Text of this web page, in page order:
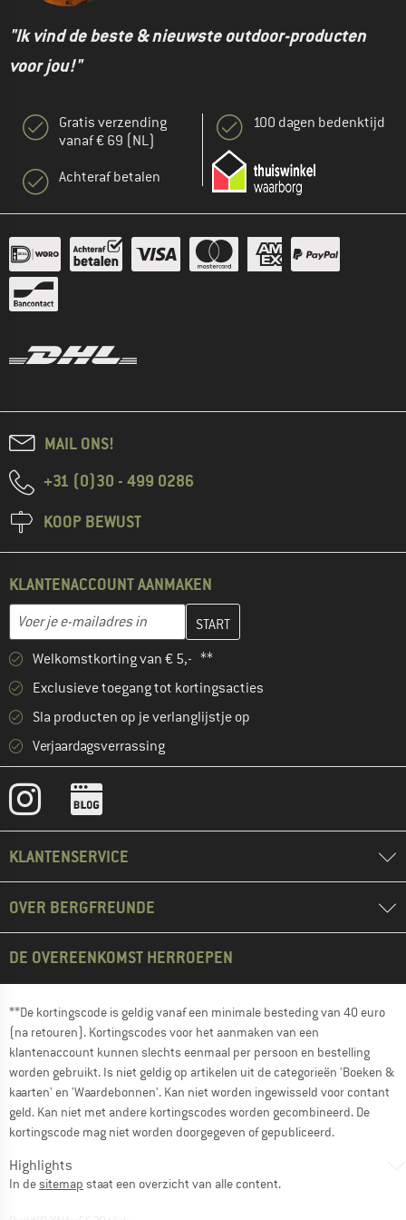
"Ik vind de beste & nieuwste outdoor-producten
voor jou!"
Gratis verzending
vanaf € 69 (NL)
Achteraf betalen
100 dagen bedenktijd
MAIL ONS!
+31 (0)30 - 499 0286
KOOP BEWUST
KLANTENACCOUNT AANMAKEN
E-mailadres
Vul je e-mailadres hier in en maak in de volgende stap je
Welkomstkorting van € 5,- **
Exclusieve toegang tot kortingsacties
Sla producten op je verlanglijstje op
Verjaardagsverrassing
KLANTENSERVICE
OVER BERGFREUNDE
DE OVEREENKOMST HERROEPEN
**De kortingscode is geldig vanaf een minimale besteding van 40 euro
(na retouren). Kortingscodes voor het aanmaken van een
klantenaccount kunnen slechts eenmaal per persoon en bestelling
worden gebruikt. Is niet geldig op artikelen uit de categorieën 'Boeken &
kaarten' en 'Waardebonnen'. Kan niet worden ingewisseld voor contant
geld. Kan niet met andere kortingscodes worden gecombineerd. De
kortingscode mag niet worden doorgegeven of gepubliceerd.
Highlights
In desitemap staat een overzicht van alle content.